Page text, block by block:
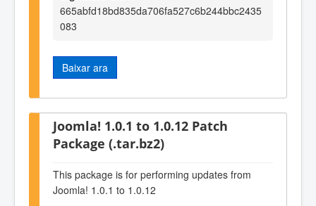
665abfd18bd835da706fa527c6b244bbc2435
083
Baixar ara
Joomla! 1.0.1 to 1.0.12 Patch
Package (.tar.bz2)
This package is for performing updates from
Joomla! 1.0.1 to 1.0.12